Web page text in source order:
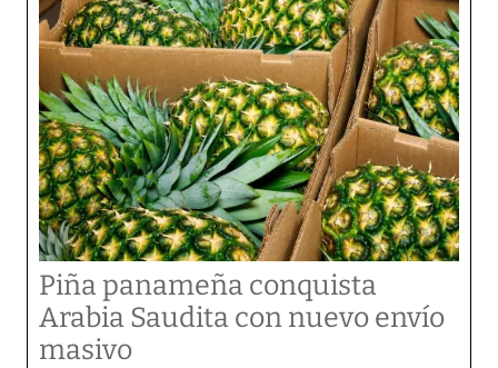
Piña panameña conquista
Arabia Saudita con nuevo envío
masivo